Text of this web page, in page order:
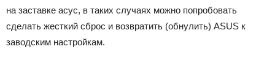
на заставке асус, в таких случаях можно попробовать
сделать жесткий сброс и возвратить (обнулить) ASUS к
заводским настройкам.